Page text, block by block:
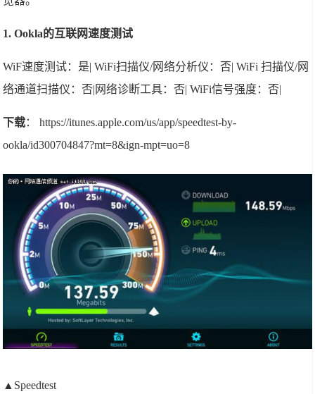
1. Ookla的互联网速度测试
WiF速度测试：是| WiFi扫描仪/网络分析仪：否| WiFi 扫描仪/网
络通道扫描仪：否|网络诊断工具：否| WiFi信号强度：否|
下载： https://itunes.apple.com/us/app/speedtest-by-
ookla/id300704847?mt=8&ign-mpt=uo=8
▲Speedtest